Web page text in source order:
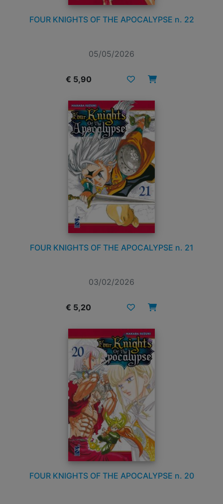
FOUR KNIGHTS OF THE APOCALYPSE n. 22
05/05/2026
€ 5,90
FOUR KNIGHTS OF THE APOCALYPSE n. 21
03/02/2026
€ 5,20
FOUR KNIGHTS OF THE APOCALYPSE n. 20